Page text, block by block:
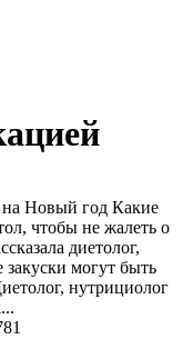
Новый год Какие
чтобы не жалеть о
диетолог,
могут быть
нутрициолог